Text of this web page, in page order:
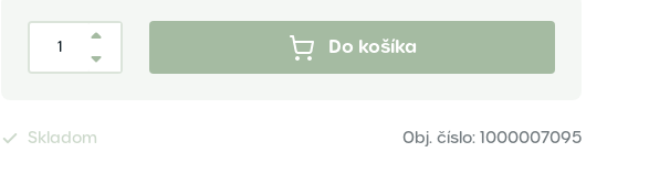
Do košíka
Skladom Obj. číslo: 1000007095